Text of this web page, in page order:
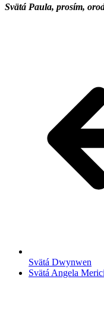
Svätá Paula, prosím,
Svätá Dwynwen
Svätá Angela Merici